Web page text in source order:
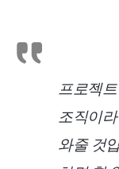
프로젝
조직이
와줄 것